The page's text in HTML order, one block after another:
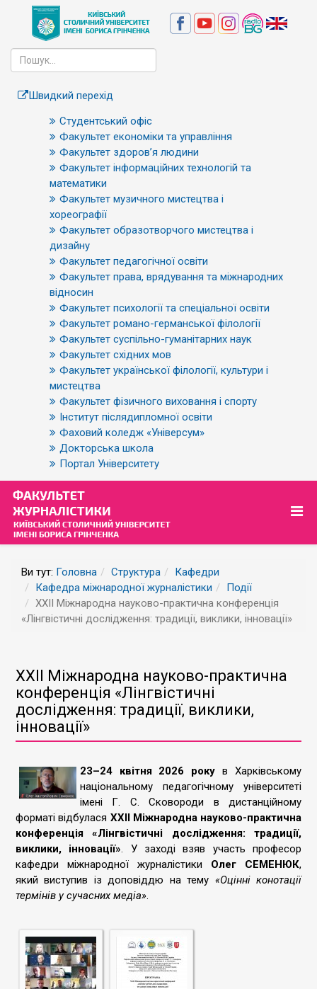
Швидкий перехід
Студентський офіс
Факультет економіки та управління
Факультет здоров’я людини
Факультет інформаційних технологій та
математики
Факультет музичного мистецтва і
хореографії
Факультет образотворчого мистецтва і
дизайну
Факультет педагогічної освіти
Факультет права, врядування та міжнародних
відносин
Факультет психології та спеціальної освіти
Факультет романо-германської філології
Факультет суспільно-гуманітарних наук
Факультет східних мов
Факультет української філології, культури і
мистецтва
Факультет фізичного виховання і спорту
Інститут післядипломної освіти
Фаховий коледж «Універсум»
Докторська школа
Портал Університету
Ви тут: Головна Структура
Кафедри
Кафедра міжнародної журналістики
Події
XXII Міжнародна науково-практична конференція
«Лінгвістичні дослідження: традиції, виклики, інновації»
XXII Міжнародна науково-практична
конференція «Лінгвістичні
дослідження: традиції, виклики,
інновації»
23–24 квітня 2026 року в Харківському
національному педагогічному університеті
імені Г. С. Сковороди в дистанційному
форматі відбулася ХХІІ Міжнародна науково-практична
конференція «Лінгвістичні дослідження: традиції,
виклики, інновації». У заході взяв участь професор
кафедри міжнародної журналістики Олег СЕМЕНЮК,
який виступив із доповіддю на тему «Оцінні конотації
термінів у сучасних медіа».